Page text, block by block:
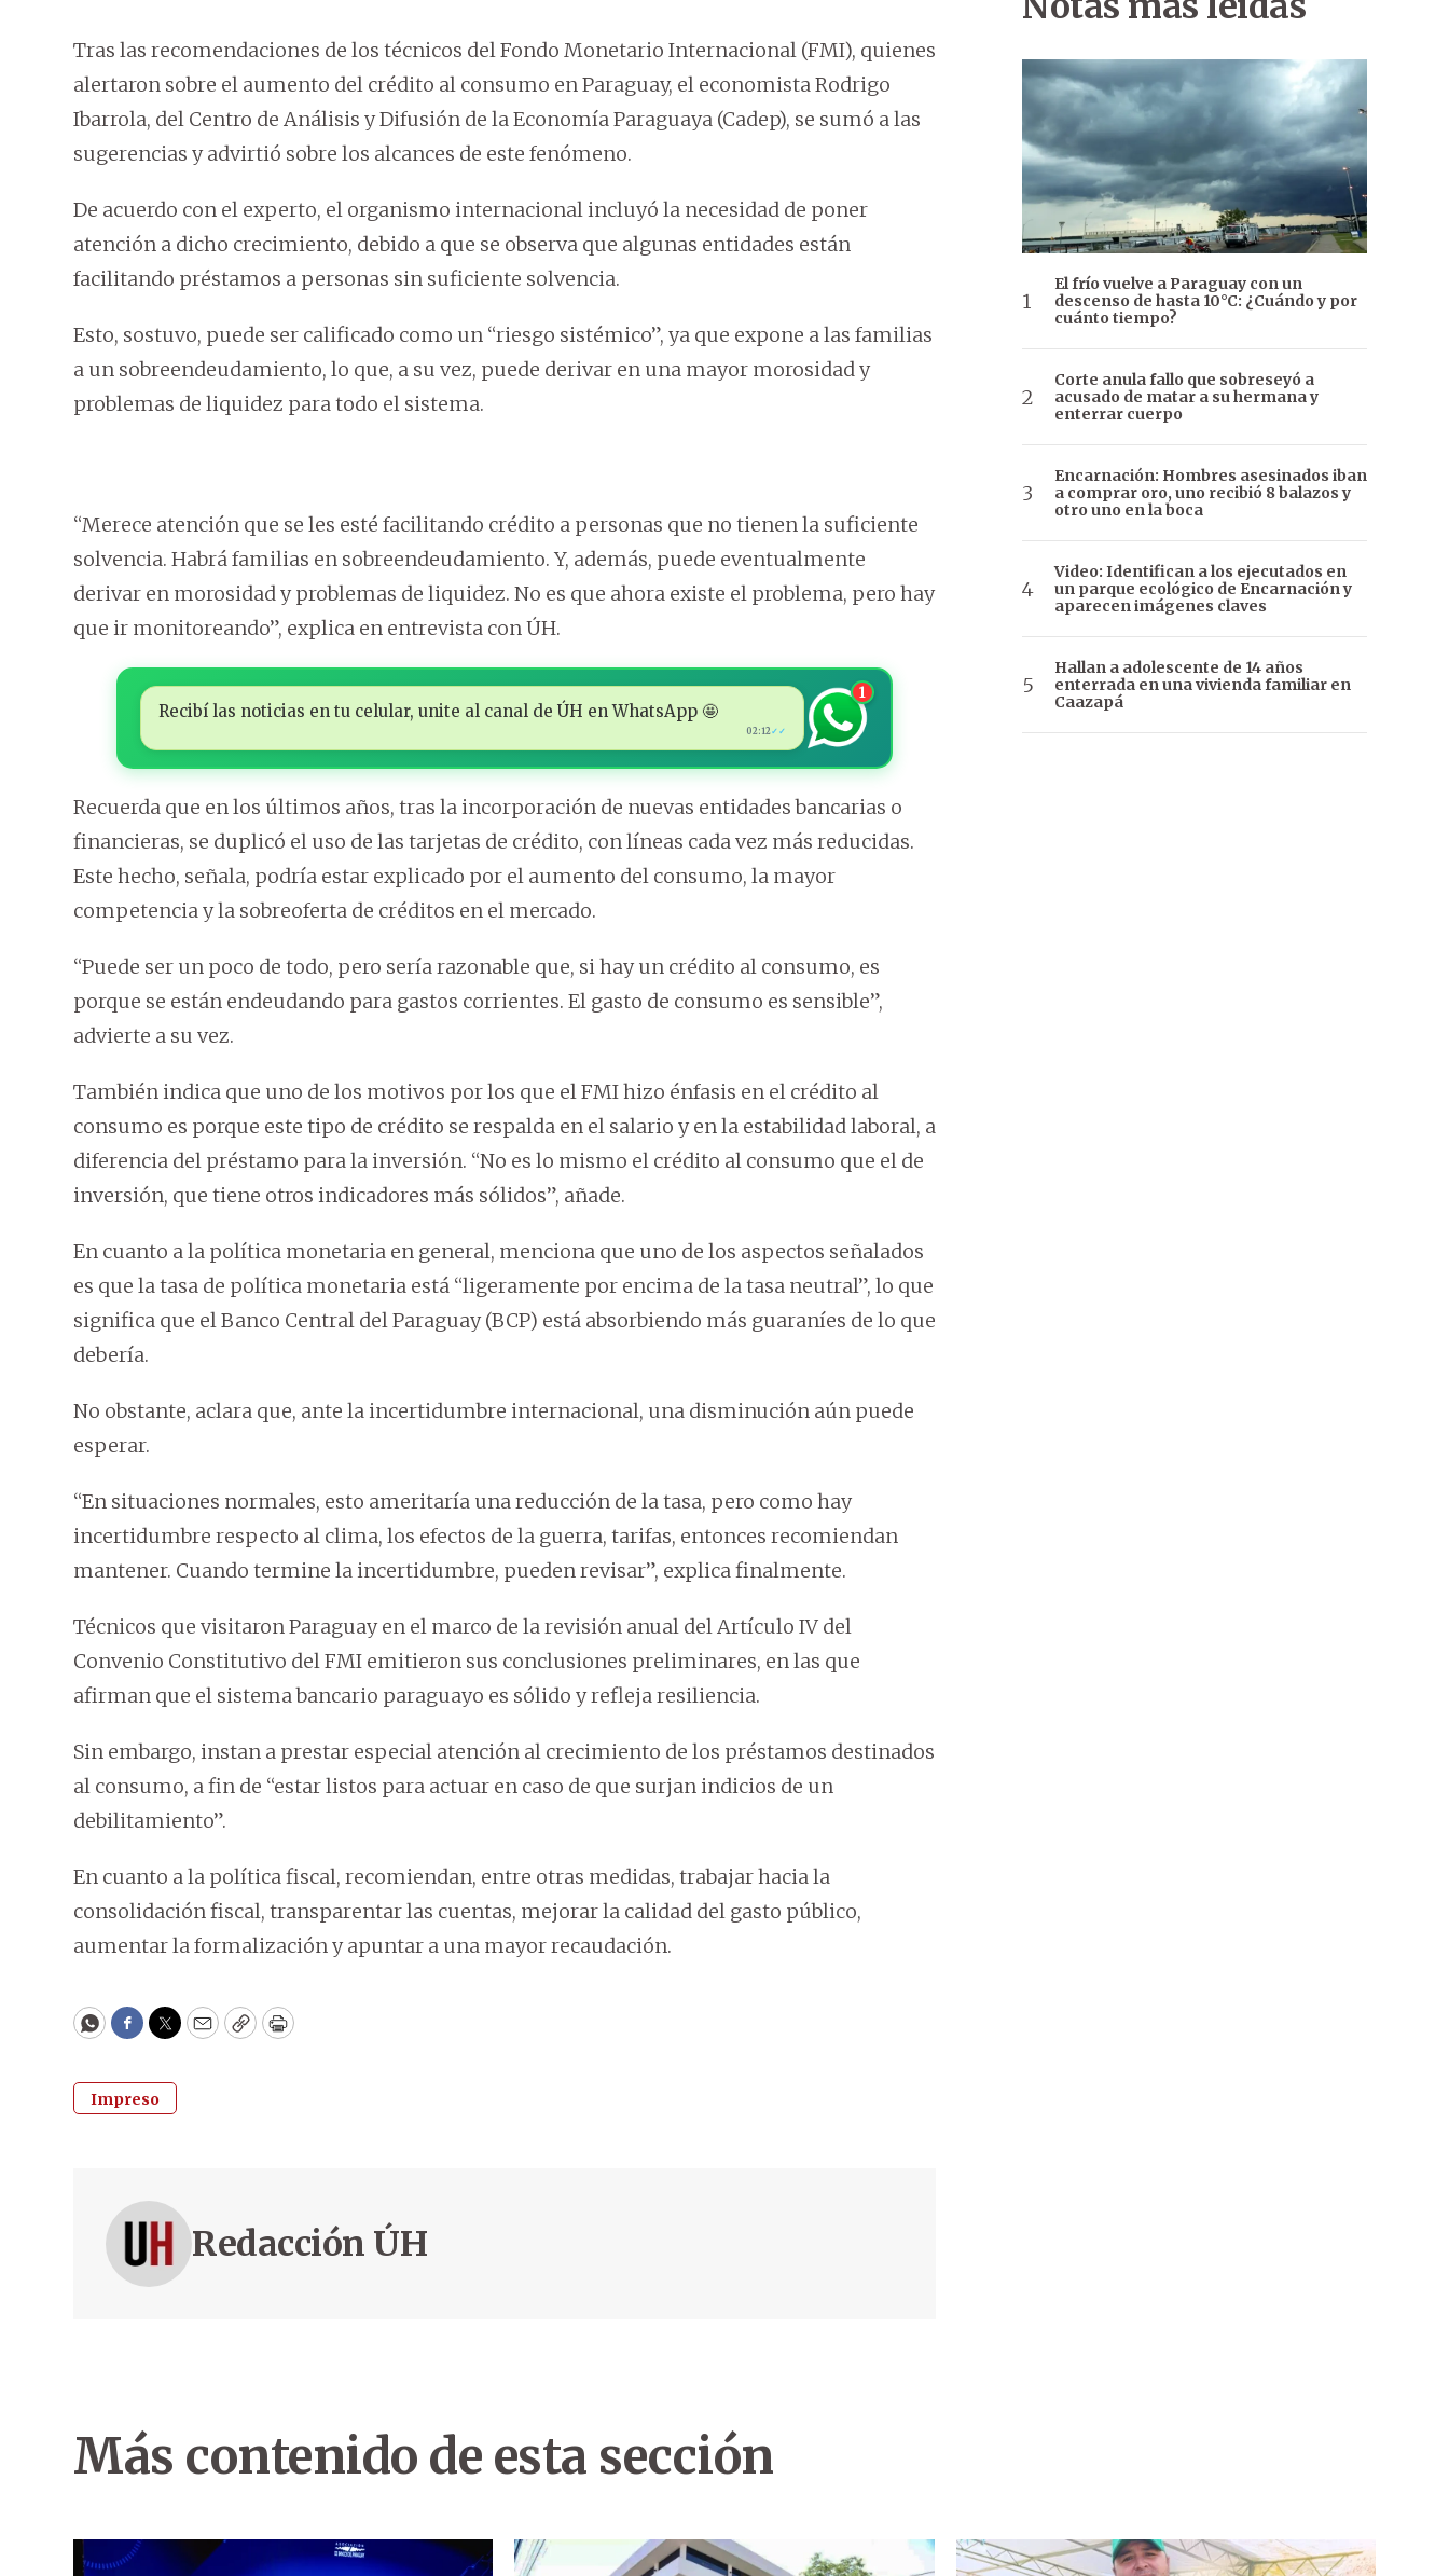
Tras las recomendaciones de los técnicos del Fondo Monetario Internacional (FMI), quienes
alertaron sobre el aumento del crédito al consumo en Paraguay, el economista Rodrigo
Ibarrola, del Centro de Análisis y Difusión de la Economía Paraguaya (Cadep), se sumó a las
sugerencias y advirtió sobre los alcances de este fenómeno.
De acuerdo con el experto, el organismo internacional incluyó la necesidad de poner
atención a dicho crecimiento, debido a que se observa que algunas entidades están
facilitando préstamos a personas sin suficiente solvencia.
Esto, sostuvo, puede ser calificado como un “riesgo sistémico”, ya que expone a las familias
a un sobreendeudamiento, lo que, a su vez, puede derivar en una mayor morosidad y
problemas de liquidez para todo el sistema.
“Merece atención que se les esté facilitando crédito a personas que no tienen la suficiente
solvencia. Habrá familias en sobreendeudamiento. Y, además, puede eventualmente
derivar en morosidad y problemas de liquidez. No es que ahora existe el problema, pero hay
que ir monitoreando”, explica en entrevista con ÚH.
Recibí las noticias en tu celular, unite al canal de ÚH en WhatsApp 🤩
02:12✓✓
1
Recuerda que en los últimos años, tras la incorporación de nuevas entidades bancarias o
financieras, se duplicó el uso de las tarjetas de crédito, con líneas cada vez más reducidas.
Este hecho, señala, podría estar explicado por el aumento del consumo, la mayor
competencia y la sobreoferta de créditos en el mercado.
“Puede ser un poco de todo, pero sería razonable que, si hay un crédito al consumo, es
porque se están endeudando para gastos corrientes. El gasto de consumo es sensible”,
advierte a su vez.
También indica que uno de los motivos por los que el FMI hizo énfasis en el crédito al
consumo es porque este tipo de crédito se respalda en el salario y en la estabilidad laboral, a
diferencia del préstamo para la inversión. “No es lo mismo el crédito al consumo que el de
inversión, que tiene otros indicadores más sólidos”, añade.
En cuanto a la política monetaria en general, menciona que uno de los aspectos señalados
es que la tasa de política monetaria está “ligeramente por encima de la tasa neutral”, lo que
significa que el Banco Central del Paraguay (BCP) está absorbiendo más guaraníes de lo que
debería.
No obstante, aclara que, ante la incertidumbre internacional, una disminución aún puede
esperar.
“En situaciones normales, esto ameritaría una reducción de la tasa, pero como hay
incertidumbre respecto al clima, los efectos de la guerra, tarifas, entonces recomiendan
mantener. Cuando termine la incertidumbre, pueden revisar”, explica finalmente.
Técnicos que visitaron Paraguay en el marco de la revisión anual del Artículo IV del
Convenio Constitutivo del FMI emitieron sus conclusiones preliminares, en las que
afirman que el sistema bancario paraguayo es sólido y refleja resiliencia.
Sin embargo, instan a prestar especial atención al crecimiento de los préstamos destinados
al consumo, a fin de “estar listos para actuar en caso de que surjan indicios de un
debilitamiento”.
En cuanto a la política fiscal, recomiendan, entre otras medidas, trabajar hacia la
consolidación fiscal, transparentar las cuentas, mejorar la calidad del gasto público,
aumentar la formalización y apuntar a una mayor recaudación.
WhatsApp
Facebook
Twitter
EmailCopyPrint
Impreso
Redacción ÚH
El frío vuelve a Paraguay con un
descenso de hasta 10°C: ¿Cuándo y por
cuánto tiempo?
Corte anula fallo que sobreseyó a
acusado de matar a su hermana y
enterrar cuerpo
Encarnación: Hombres asesinados iban
a comprar oro, uno recibió 8 balazos y
otro uno en la boca
Video: Identifican a los ejecutados en
un parque ecológico de Encarnación y
aparecen imágenes claves
Hallan a adolescente de 14 años
enterrada en una vivienda familiar en
Caazapá
Más contenido de esta sección